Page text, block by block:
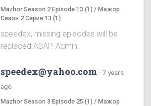
Mazhor Season 2 Episode 13 (1) / Мажор
Сезон 2 Серия 13 (1)
speedex, missing episodes will be
replaced ASAP. Admin.
speedex@yahoo.com · 7 years
ago
Mazhor Season 3 Episode 25 (1) / Мажор